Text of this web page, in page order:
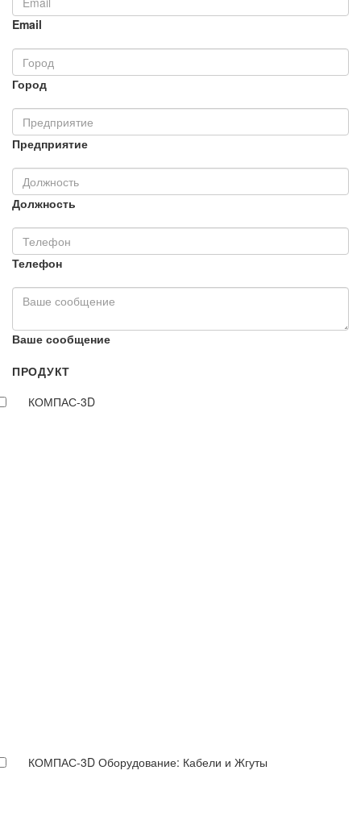
Email
Город
Предприятие
Должность
Телефон
Ваше сообщение
ПРОДУКТ
КОМПАС-3D
КОМПАС-3D Оборудование: Кабели и Жгуты